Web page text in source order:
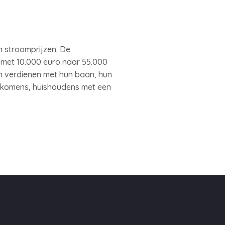
stroomprijzen. De
10.000 euro naar 55.000
met hun baan, hun
huishoudens met een